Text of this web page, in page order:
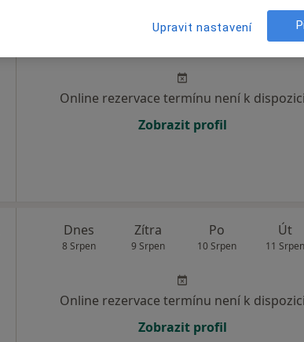
Zítra Po
11
Online rezervace termínu není k dispozici
Zobrazit profil
Dnes
8 Srpen
Zítra
9 Srpen
Po
10 Srpen
Út
11 Srpen
Online rezervace termínu není k dispozici
Zobrazit profil
Upravit nastavení